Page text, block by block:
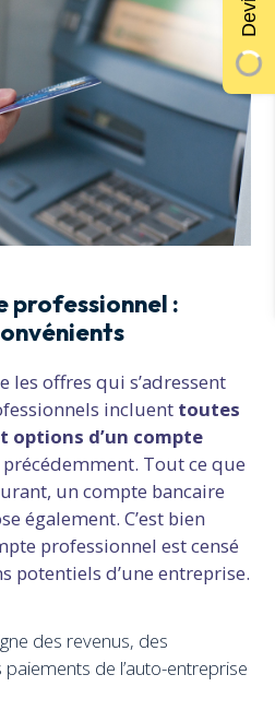
professionnel :
les offres qui s’adressent
incluent toutes
d’un compte
Tout ce que
un compte bancaire
également. C’est bien
professionnel est censé
potentiels d’une entreprise.
des revenus, des
de l’auto-entreprise